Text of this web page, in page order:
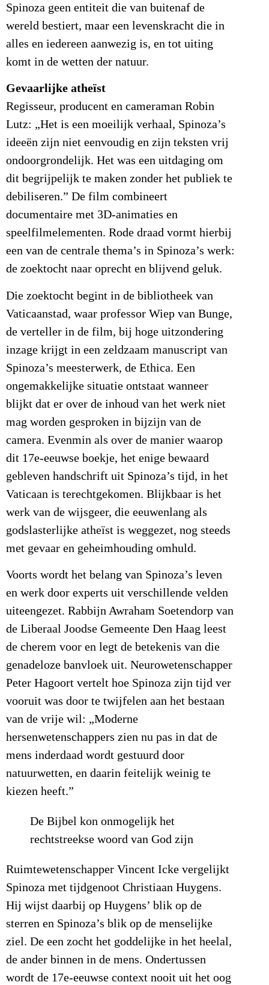
Spinoza geen entiteit die van buitenaf de
wereld bestiert, maar een levenskracht die in
alles en iedereen aanwezig is, en tot uiting
komt in de wetten der natuur.
Gevaarlijke atheïst
Regisseur, producent en cameraman Robin
Lutz: „Het is een moeilijk verhaal, Spinoza’s
ideeën zijn niet eenvoudig en zijn teksten vrij
ondoorgrondelijk. Het was een uitdaging om
dit begrijpelijk te maken zonder het publiek te
debiliseren.” De film combineert
documentaire met 3D-animaties en
speelfilmelementen. Rode draad vormt hierbij
een van de centrale thema’s in Spinoza’s werk:
de zoektocht naar oprecht en blijvend geluk.
Die zoektocht begint in de bibliotheek van
Vaticaanstad, waar professor Wiep van Bunge,
de verteller in de film, bij hoge uitzondering
inzage krijgt in een zeldzaam manuscript van
Spinoza’s meesterwerk, de Ethica. Een
ongemakkelijke situatie ontstaat wanneer
blijkt dat er over de inhoud van het werk niet
mag worden gesproken in bijzijn van de
camera. Evenmin als over de manier waarop
dit 17e-eeuwse boekje, het enige bewaard
gebleven handschrift uit Spinoza’s tijd, in het
Vaticaan is terechtgekomen. Blijkbaar is het
werk van de wijsgeer, die eeuwenlang als
godslasterlijke atheïst is weggezet, nog steeds
met gevaar en geheimhouding omhuld.
Voorts wordt het belang van Spinoza’s leven
en werk door experts uit verschillende velden
uiteengezet. Rabbijn Awraham Soetendorp van
de Liberaal Joodse Gemeente Den Haag leest
de cherem voor en legt de betekenis van die
genadeloze banvloek uit. Neurowetenschapper
Peter Hagoort vertelt hoe Spinoza zijn tijd ver
vooruit was door te twijfelen aan het bestaan
van de vrije wil: „Moderne
hersenwetenschappers zien nu pas in dat de
mens inderdaad wordt gestuurd door
natuurwetten, en daarin feitelijk weinig te
kiezen heeft.”
De Bijbel kon onmogelijk het
rechtstreekse woord van God zijn
Ruimtewetenschapper Vincent Icke vergelijkt
Spinoza met tijdgenoot Christiaan Huygens.
Hij wijst daarbij op Huygens’ blik op de
sterren en Spinoza’s blik op de menselijke
ziel. De een zocht het goddelijke in het heelal,
de ander binnen in de mens. Ondertussen
wordt de 17e-eeuwse context nooit uit het oog